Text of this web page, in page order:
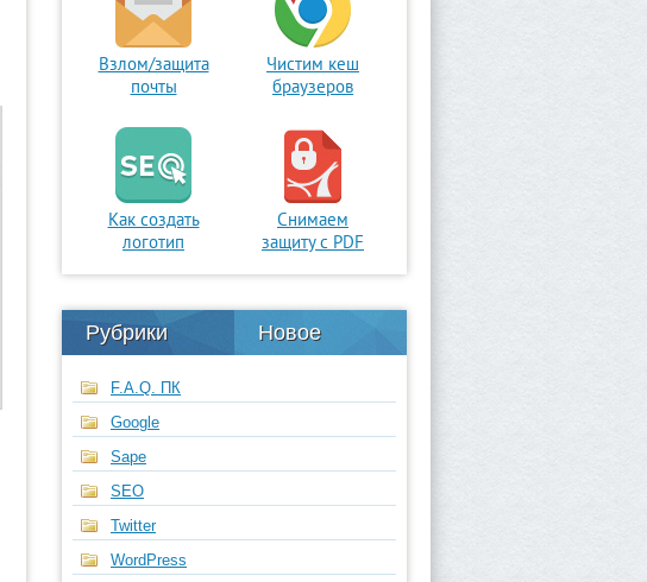
Взлом/защита
почты
Чистим кеш
браузеров
Как создать
логотип
Снимаем
защиту с PDF
Рубрики Новое
F.A.Q. ПК
Google
Sape
SEO
Twitter
WordPress